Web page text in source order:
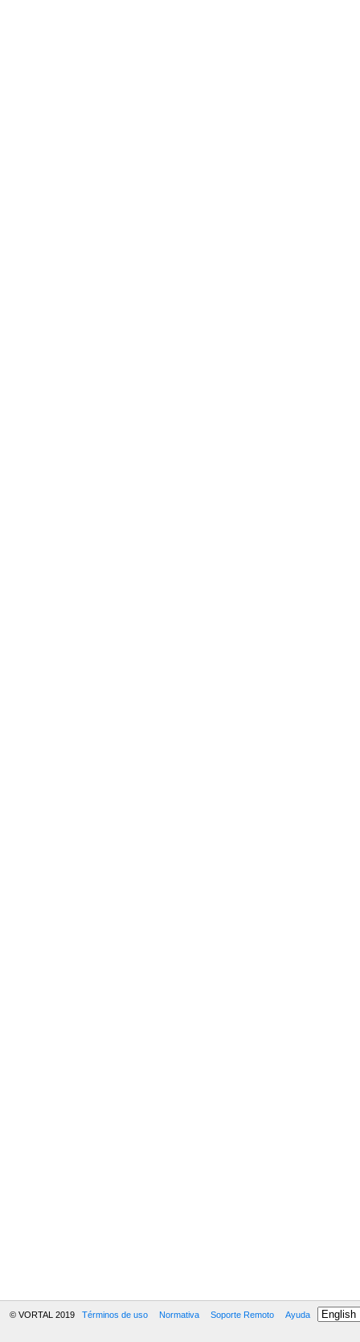
© VORTAL 2019 Términos de uso Normativa Soporte Remoto Ayuda